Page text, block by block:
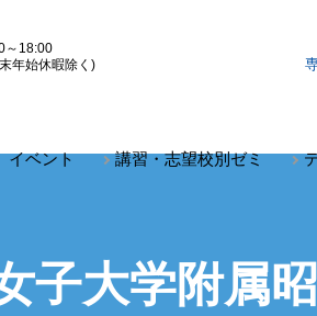
～18:00
年始休暇除く)
イベント 講習・志望校別ゼミ
子大学附属